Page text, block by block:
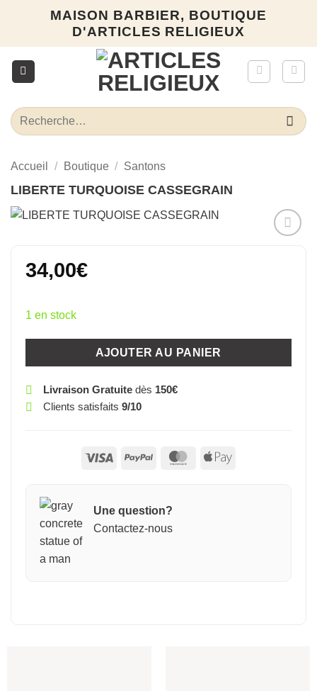
MAISON BARBIER, BOUTIQUE
D'ARTICLES RELIGIEUX
Recherche
pour :
Accueil / Boutique / Santons
LIBERTE TURQUOISE CASSEGRAIN
34,00€
1 en stock
AJOUTER AU PANIER
Livraison Gratuitedès 150€
Clients satisfaits 9/10
Visa PayPal MasterCardApple
Une question?
Contactez-nous